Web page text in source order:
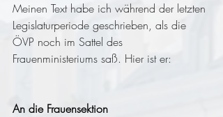
Meinen Text habe ich während der letzten
Legislaturperiode geschrieben, als die
ÖVP noch im Sattel des
Frauenministeriums saß. Hier ist er:
An die Frauensektion